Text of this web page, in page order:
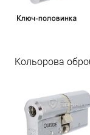
Кольорова